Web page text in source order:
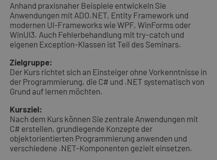
Anhand praxisnaher Beispiele entwickeln Sie
Anwendungen mit ADO.NET, Entity Framework und
modernen UI-Frameworks wie WPF, WinForms oder
WinUI3. Auch Fehlerbehandlung mit try-catch und
eigenen Exception-Klassen ist Teil des Seminars.
Zielgruppe:
Der Kurs richtet sich an Einsteiger ohne Vorkenntnisse in
der Programmierung, die C# und .NET systematisch von
Grund auf lernen möchten.
Kursziel:
Nach dem Kurs können Sie zentrale Anwendungen mit
C# erstellen, grundlegende Konzepte der
objektorientierten Programmierung anwenden und
verschiedene .NET-Komponenten gezielt einsetzen.